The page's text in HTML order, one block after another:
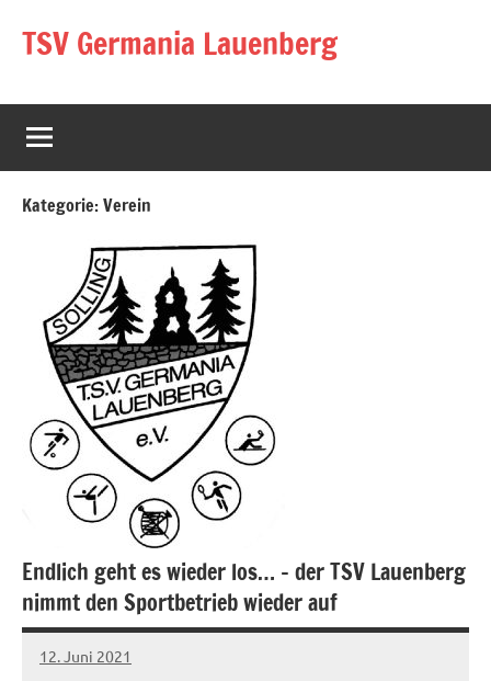
InhaltTSV Germania Lauenberg
Kategorie:Verein
Endlich geht es wieder los… – der TSV Lauenberg
nimmt den Sportbetrieb wieder auf
12. Juni 2021
Jens